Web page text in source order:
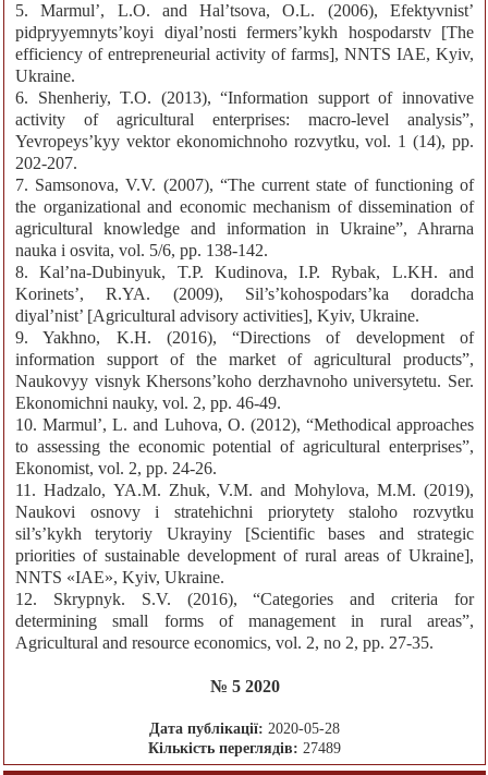
5. Marmul’, L.O. and Hal’tsova, O.L. (2006), Efektyvnist’
pidpryyemnyts’koyi diyal’nosti fermers’kykh hospodarstv [The
efficiency of entrepreneurial activity of farms], NNTS IAE, Kyiv,
Ukraine.
6. Shenheriy, T.O. (2013), “Information support of innovative
activity of agricultural enterprises: macro-level analysis”,
Yevropeys’kyy vektor ekonomichnoho rozvytku, vol. 1 (14), pp.
202-207.
7. Samsonova, V.V. (2007), “The current state of functioning of
the organizational and economic mechanism of dissemination of
agricultural knowledge and information in Ukraine”, Ahrarna
nauka i osvita, vol. 5/6, pp. 138-142.
8. Kal’na-Dubinyuk, T.P. Kudinova, I.P. Rybak, L.KH. and
Korinets’, R.YA. (2009), Sil’s’kohospodars’ka doradcha
diyal’nist’ [Agricultural advisory activities], Kyiv, Ukraine.
9. Yakhno, K.H. (2016), “Directions of development of
information support of the market of agricultural products”,
Naukovyy visnyk Khersons’koho derzhavnoho universytetu. Ser.
Ekonomichni nauky, vol. 2, pp. 46-49.
10. Marmul’, L. and Luhova, O. (2012), “Methodical approaches
to assessing the economic potential of agricultural enterprises”,
Ekonomist, vol. 2, pp. 24-26.
11. Hadzalo, YA.M. Zhuk, V.M. and Mohylova, M.M. (2019),
Naukovi osnovy i stratehichni priorytety staloho rozvytku
sil’s’kykh terytoriy Ukrayiny [Scientific bases and strategic
priorities of sustainable development of rural areas of Ukraine],
NNTS «IAE», Kyiv, Ukraine.
12. Skrypnyk. S.V. (2016), “Categories and criteria for
determining small forms of management in rural areas”,
Agricultural and resource economics, vol. 2, no 2, pp. 27-35.
№ 5 2020
Дата публікації: 2020-05-28
Кількість переглядів: 27489